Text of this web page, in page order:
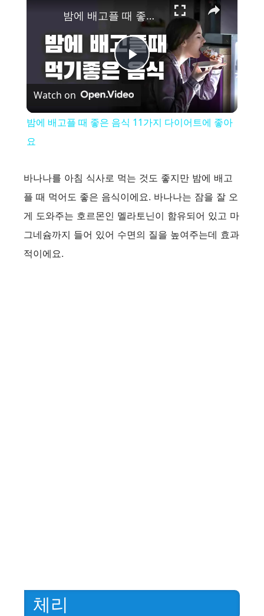
P
y
V
밤에 배고플 때 좋은 음식 11가지 다이어트에 좋아요
Watch on
밤에 배고플 때 좋은 음식 11가지 다이어트에 좋아
요
바나나를 아침 식사로 먹는 것도 좋지만 밤에 배고
플 때 먹어도 좋은 음식이에요. 바나나는 잠을 잘 오
게 도와주는 호르몬인 멜라토닌이 함유되어 있고 마
그네슘까지 들어 있어 수면의 질을 높여주는데 효과
적이에요.
체리